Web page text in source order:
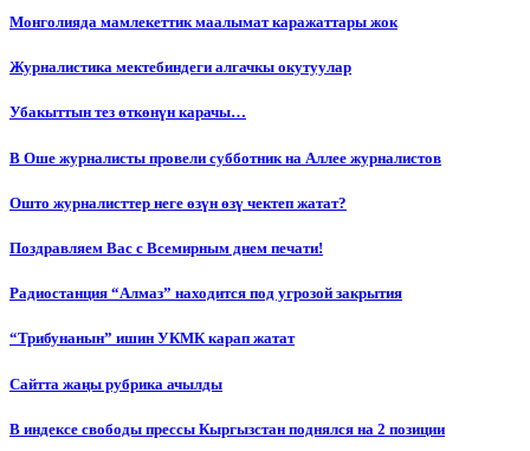
Монголияда мамлекеттик маалымат каражаттары жок
Журналистика мектебиндеги алгачкы окутуулар
Убакыттын тез өткөнүн карачы…
В Оше журналисты провели субботник на Аллее журналистов
Ошто журналисттер неге өзүн өзү чектеп жатат?
Поздравляем Вас с Всемирным днем печати!
Радиостанция “Алмаз” находится под угрозой закрытия
“Трибунанын” ишин УКМК карап жатат
Сайтта жаңы рубрика ачылды
В индексе свободы прессы Кыргызстан поднялся на 2 позиции